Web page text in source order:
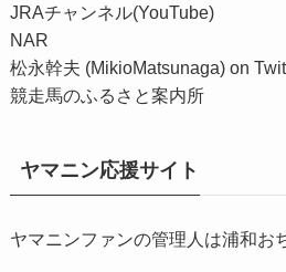
JRAチャンネル(YouTube)
NAR
松永幹夫 (MikioMatsunaga) on
競走馬のふるさと案内所
ヤマニン応援サイト
ヤマニンファンの管理人は浦和お